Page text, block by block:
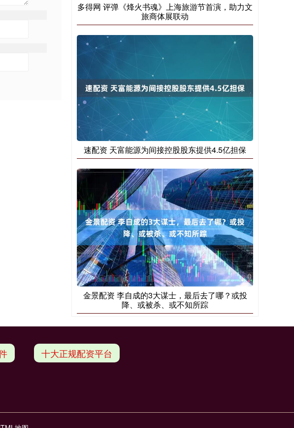
多得网 评弹《烽火书魂》上海旅游节首演，助力文
旅商体展联动
速配资 天富能源为间接控股股东提供4.5亿担保
金景配资 李自成的3大谋士，最后去了哪？或投
降、或被杀、或不知所踪
十大正规配资平台